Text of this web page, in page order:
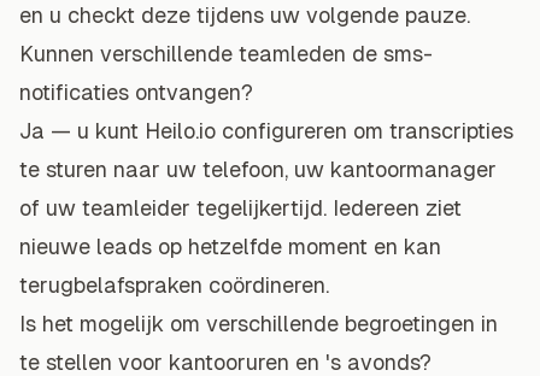
en u checkt deze tijdens uw volgende pauze.
Kunnen verschillende teamleden de sms-
notificaties ontvangen?
Ja — u kunt Heilo.io configureren om transcripties
te sturen naar uw telefoon, uw kantoormanager
of uw teamleider tegelijkertijd. Iedereen ziet
nieuwe leads op hetzelfde moment en kan
terugbelafspraken coördineren.
Is het mogelijk om verschillende begroetingen in
te stellen voor kantooruren en 's avonds?